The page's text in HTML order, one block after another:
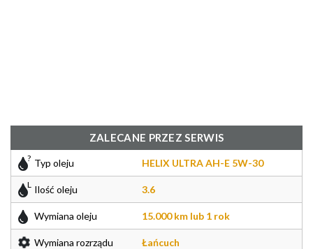
ZALECANE PRZEZ SERWIS
Typ oleju HELIX ULTRA AH-E 5W-30
Ilość oleju 3.6
Wymiana oleju 15.000 km lub 1 rok
Wymiana rozrządu Łańcuch